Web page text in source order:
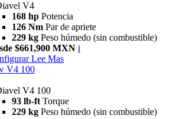
V4
168 hp Potencia
126 Nm Par de apriete
229 kg Peso húmedo (sin combustible)
$661,900 MXN i
Lee Mas
V4 100
V4 100
93 lb-ft Torque
229 kg Peso húmedo (sin combustible)